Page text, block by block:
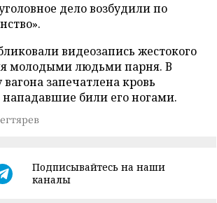
дело возбудили по
видеозапись жестокого
молодыми людьми парня. В
запечатлена кровь
били его ногами.
Подписывайтесь на наши
каналы